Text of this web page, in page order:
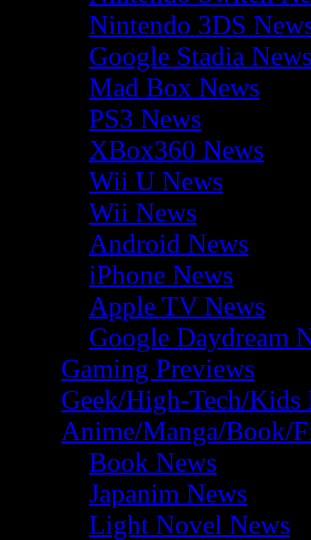
Nintendo 3DS
Google Stadia
Mad Box News
PS3 News
XBox360 News
Wii U News
Wii News
Android News
iPhone News
Apple TV News
Google Daydream
Gaming Previews
Geek/High-Tech/Kids
Anime/Manga/Book/
Book News
Japanim News
Light Novel News